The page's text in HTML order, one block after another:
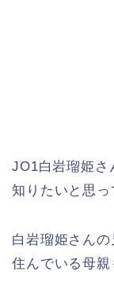
JO1白岩瑠姫さ
知りたいと思っ
白岩瑠姫さん
住んでいる母親